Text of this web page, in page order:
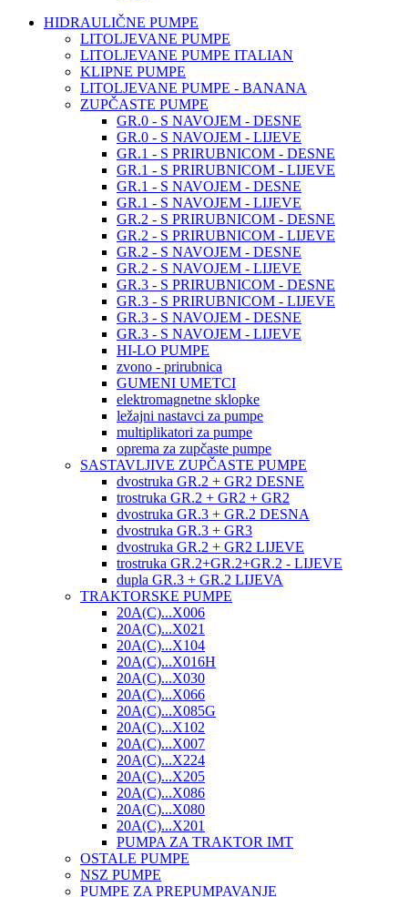
HIDRAULIČNE PUMPE
LITOLJEVANE PUMPE
LITOLJEVANE PUMPE ITALIAN
KLIPNE PUMPE
LITOLJEVANE PUMPE - BANANA
ZUPČASTE PUMPE
GR.0 - S NAVOJEM - DESNE
GR.0 - S NAVOJEM - LIJEVE
GR.1 - S PRIRUBNICOM - DESNE
GR.1 - S PRIRUBNICOM - LIJEVE
GR.1 - S NAVOJEM - DESNE
GR.1 - S NAVOJEM - LIJEVE
GR.2 - S PRIRUBNICOM - DESNE
GR.2 - S PRIRUBNICOM - LIJEVE
GR.2 - S NAVOJEM - DESNE
GR.2 - S NAVOJEM - LIJEVE
GR.3 - S PRIRUBNICOM - DESNE
GR.3 - S PRIRUBNICOM - LIJEVE
GR.3 - S NAVOJEM - DESNE
GR.3 - S NAVOJEM - LIJEVE
HI-LO PUMPE
zvono - prirubnica
GUMENI UMETCI
elektromagnetne sklopke
ležajni nastavci za pumpe
multiplikatori za pumpe
oprema za zupčaste pumpe
SASTAVLJIVE ZUPČASTE PUMPE
dvostruka GR.2 + GR2 DESNE
trostruka GR.2 + GR2 + GR2
dvostruka GR.3 + GR.2 DESNA
dvostruka GR.3 + GR3
dvostruka GR.2 + GR2 LIJEVE
trostruka GR.2+GR.2+GR.2 - LIJEVE
dupla GR.3 + GR.2 LIJEVA
TRAKTORSKE PUMPE
20A(C)...X006
20A(C)...X021
20A(C)...X104
20A(C)...X016H
20A(C)...X030
20A(C)...X066
20A(C)...X085G
20A(C)...X102
20A(C)...X007
20A(C)...X224
20A(C)...X205
20A(C)...X086
20A(C)...X080
20A(C)...X201
PUMPA ZA TRAKTOR IMT
OSTALE PUMPE
NSZ PUMPE
PUMPE ZA PREPUMPAVANJE